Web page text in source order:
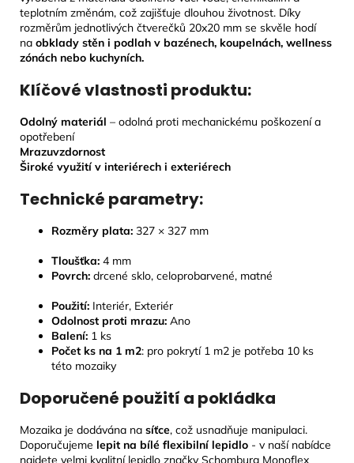
teplotním změnám, což zajišťuje dlouhou životnost. Díky
rozměrům jednotlivých čtverečků 20x20 mm se skvěle hodí
na obklady stěn i podlah v bazénech, koupelnách, wellness
zónách nebo kuchyních.
Klíčové vlastnosti produktu:
Odolný materiál – odolná proti mechanickému poškození a
opotřebení
Mrazuvzdornost
Široké využití v interiérech i exteriérech
Technické parametry:
Rozměry plata: 327 × 327 mm
Tloušťka: 4 mm
Povrch: drcené sklo, celoprobarvené, matné
Použití: Interiér, Exteriér
Odolnost proti mrazu: Ano
Balení: 1 ks
Počet ks na 1 m2: pro pokrytí 1 m2 je potřeba 10 ks
této mozaiky
Doporučené použití a pokládka
Mozaika je dodávána na síťce, což usnadňuje manipulaci.
Doporučujeme lepit na bílé flexibilní lepidlo - v naší nabídce
najdete velmi kvalitní lepidlo značky Schomburg Monoflex